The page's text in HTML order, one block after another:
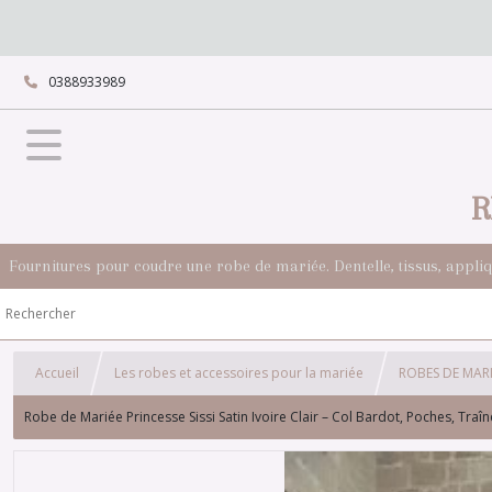
0388933989
Fournitures pour coudre une robe de mariée. Dentelle, tissus,
Accueil Les robes et accessoires pour la mariée ROBES DE
Robe de Mariée Princesse Sissi Satin Ivoire Clair – Col Bardot, Poches,